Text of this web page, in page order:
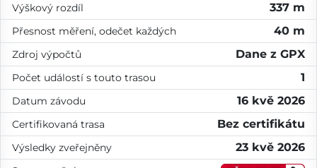
Výškový rozdíl 337 m
Přesnost měření, odečet každých 40 m
Zdroj výpočtů Dane z GPX
Počet událostí s touto trasou 1
Datum závodu 16 kvě 2026
Certifikovaná trasa Bez certifikátu
Výsledky zveřejněny 23 kvě 2026